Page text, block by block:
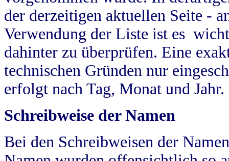
der derzeitigen aktuellen Seite -
Verwendung der Liste ist es
dahinter zu überprüfen. Eine
technischen Gründen nur
erfolgt nach Tag, Monat und Jahr.
Schreibweise der Namen
Bei den Schreibweisen der